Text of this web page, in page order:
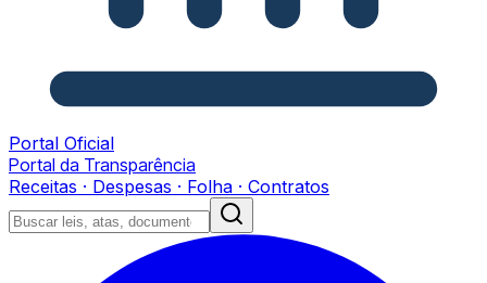
Portal Oficial
Portal da Transparência
Receitas · Despesas · Folha · Contratos